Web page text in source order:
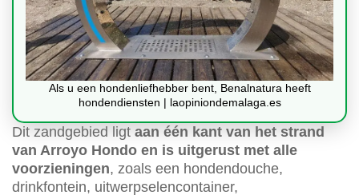
Als u een hondenliefhebber bent, Benalnatura heeft
hondendiensten | laopiniondemalaga.es
Dit zandgebied ligt aan één kant van het strand
van Arroyo Hondo en is uitgerust met alle
voorzieningen, zoals een hondendouche,
drinkfontein, uitwerpselencontainer,